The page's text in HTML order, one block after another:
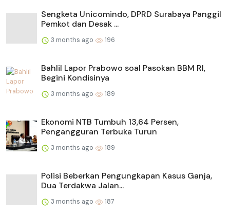
Sengketa Unicomindo, DPRD Surabaya Panggil
Pemkot dan Desak ...
3 months ago 196
Bahlil Lapor Prabowo soal Pasokan BBM RI,
Begini Kondisinya
3 months ago 189
Ekonomi NTB Tumbuh 13,64 Persen,
Pengangguran Terbuka Turun
3 months ago 189
Polisi Beberkan Pengungkapan Kasus Ganja,
Dua Terdakwa Jalan...
3 months ago 187